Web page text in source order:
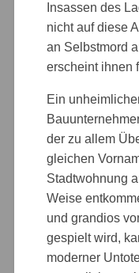
Insassen des
nicht auf diese
an Selbstmord
erscheint ihnen
Ein
der zu allem
gleichen
Stadtwohnung
Weise
und grandios
gespielt wird,
moderner